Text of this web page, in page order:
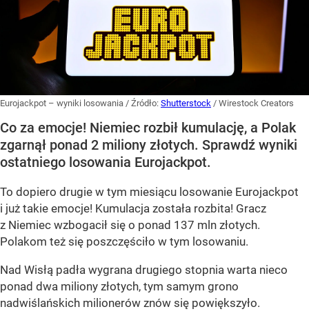
Eurojackpot – wyniki losowania / Źródło: Shutterstock / Wirestock Creators
Co za emocje! Niemiec rozbił kumulację, a Polak
zgarnął ponad 2 miliony złotych. Sprawdź wyniki
ostatniego losowania Eurojackpot.
To dopiero drugie w tym miesiącu losowanie Eurojackpot
i już takie emocje! Kumulacja została rozbita! Gracz
z Niemiec wzbogacił się o ponad 137 mln złotych.
Polakom też się poszczęściło w tym losowaniu.
Nad Wisłą padła wygrana drugiego stopnia warta nieco
ponad dwa miliony złotych, tym samym grono
nadwiślańskich milionerów znów się powiększyło.